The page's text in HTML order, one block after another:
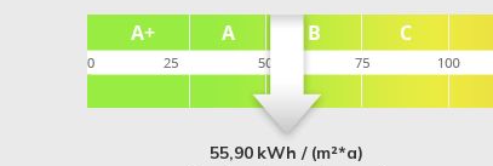
55,90 kWh / (m²*a)